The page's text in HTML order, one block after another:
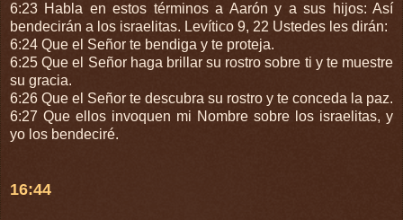
6:23 Habla en estos términos a Aarón y a sus hijos: Así
bendecirán a los israelitas. Levítico 9, 22 Ustedes les dirán:
6:24 Que el Señor te bendiga y te proteja.
6:25 Que el Señor haga brillar su rostro sobre ti y te muestre
su gracia.
6:26 Que el Señor te descubra su rostro y te conceda la paz.
6:27 Que ellos invoquen mi Nombre sobre los israelitas, y
yo los bendeciré.
16:44